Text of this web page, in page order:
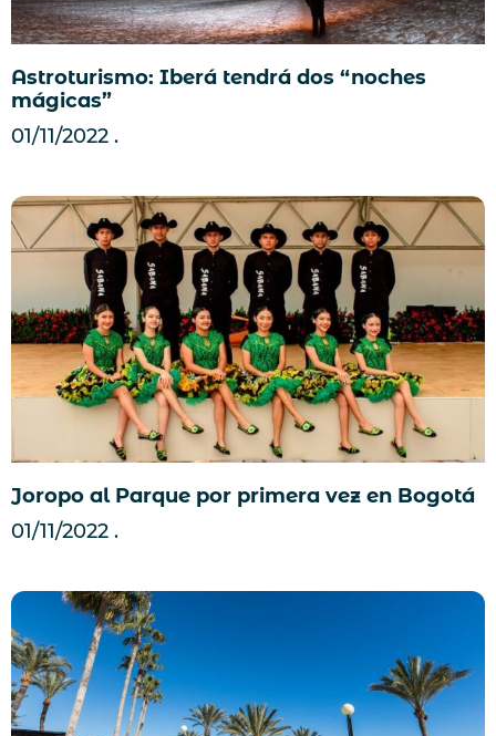
Astroturismo: Iberá tendrá dos “noches
mágicas”
01/11/2022
Joropo al Parque por primera vez en Bogotá
01/11/2022